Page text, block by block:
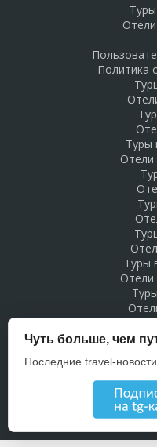
Политика
Туры
Отели
Туры
Отели
Чуть больше, чем
Последние travel-